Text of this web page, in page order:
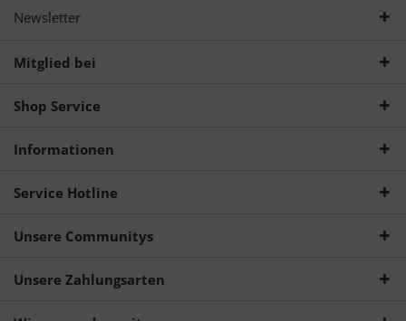
Newsletter
Mitglied bei
Shop Service
Informationen
Service Hotline
Unsere Communitys
Unsere Zahlungsarten